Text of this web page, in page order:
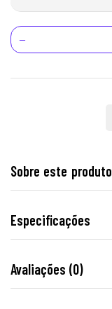
Sobre este produto
Especificações
Avaliações (0)